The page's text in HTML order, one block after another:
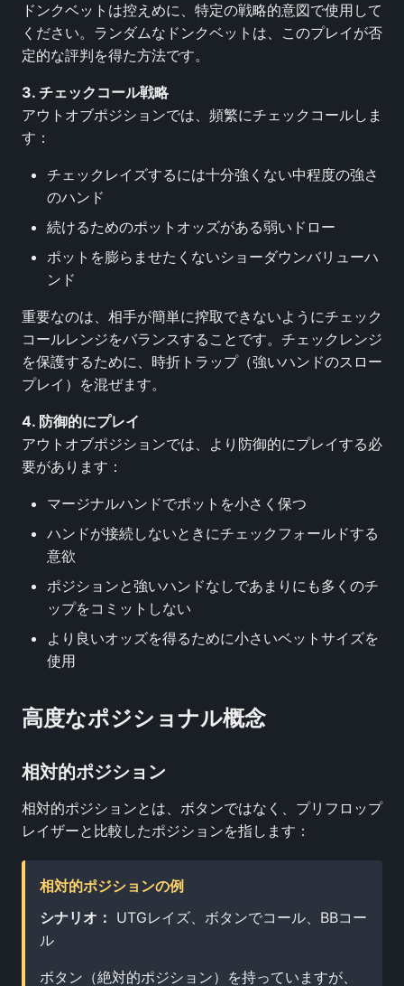
ドンクベットは控えめに、特定の戦略的意図で使用して
ください。ランダムなドンクベットは、このプレイが否
定的な評判を得た方法です。
3. チェックコール戦略
アウトオブポジションでは、頻繁にチェックコールしま
す：
チェックレイズするには十分強くない中程度の強さ
のハンド
続けるためのポットオッズがある弱いドロー
ポットを膨らませたくないショーダウンバリューハ
ンド
重要なのは、相手が簡単に搾取できないようにチェック
コールレンジをバランスすることです。チェックレンジ
を保護するために、時折トラップ（強いハンドのスロー
プレイ）を混ぜます。
4. 防御的にプレイ
アウトオブポジションでは、より防御的にプレイする必
要があります：
マージナルハンドでポットを小さく保つ
ハンドが接続しないときにチェックフォールドする
意欲
ポジションと強いハンドなしであまりにも多くのチ
ップをコミットしない
より良いオッズを得るために小さいベットサイズを
使用
高度なポジショナル概念
相対的ポジション
相対的ポジションとは、ボタンではなく、プリフロップ
レイザーと比較したポジションを指します：
相対的ポジションの例
シナリオ： UTGレイズ、ボタンでコール、BBコー
ル
ボタン（絶対的ポジション）を持っていますが、